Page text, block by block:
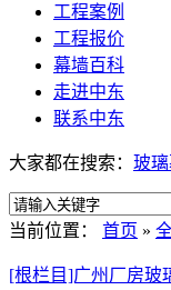
工程案例
工程报价
幕墙百科
走进中东
联系中东
大家都在搜索： 玻
当前位置： 首页 »
[根栏目]广州厂房玻